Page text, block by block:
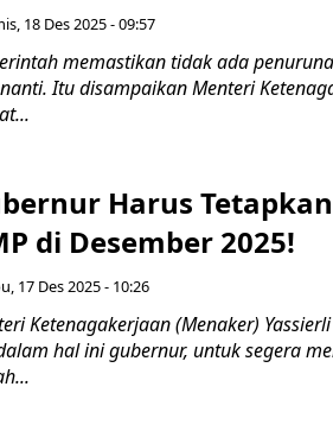
18 Des 2025 - 09:57
memastikan tidak ada
Itu disampaikan Menteri
Harus Tetapkan
di Desember 2025!
17 Des 2025 - 10:26
Ketenagakerjaan (Menaker)
hal ini gubernur, untuk segera